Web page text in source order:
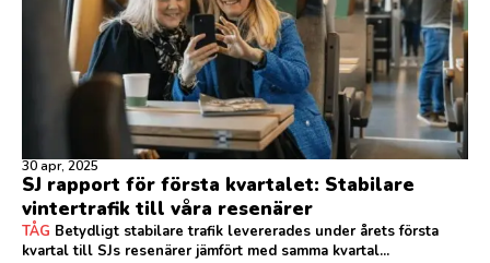
30 apr, 2025
SJ rapport för första kvartalet: Stabilare
vintertrafik till våra resenärer
TÅG Betydligt stabilare trafik levererades under årets första
kvartal till SJs resenärer jämfört med samma kvartal...